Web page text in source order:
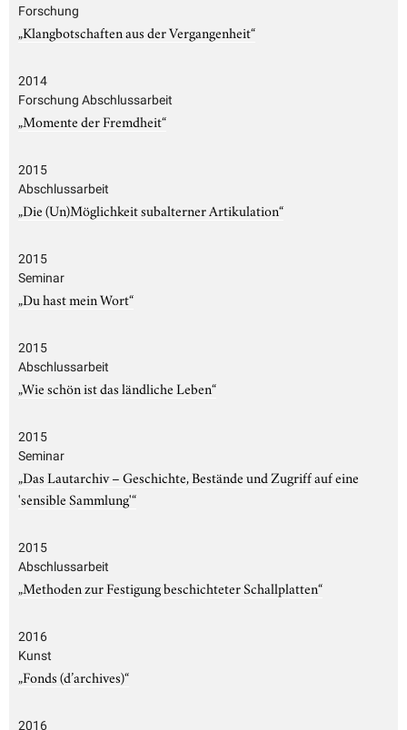
Forschung
„Klangbotschaften aus der Vergangenheit“
2014
Forschung Abschlussarbeit
„Momente der Fremdheit“
2015
Abschlussarbeit
„Die (Un)Möglichkeit subalterner Artikulation“
2015
Seminar
„Du hast mein Wort“
2015
Abschlussarbeit
„Wie schön ist das ländliche Leben“
2015
Seminar
„Das Lautarchiv – Geschichte, Bestände und Zugriff auf eine
'sensible Sammlung'“
2015
Abschlussarbeit
„Methoden zur Festigung beschichteter Schallplatten“
2016
Kunst
„Fonds (d’archives)“
2016